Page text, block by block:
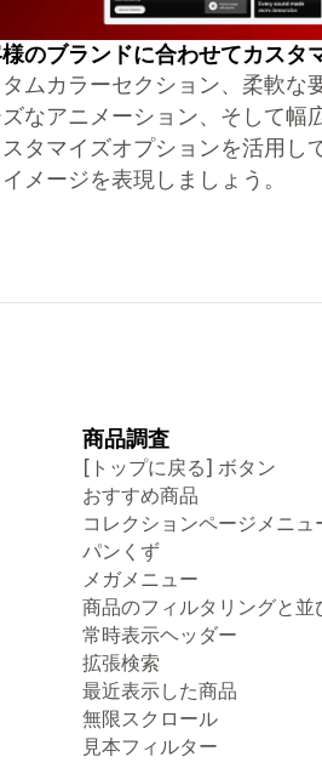
のブランドに合わせてカスタ
ムカラーセクション、柔軟な
ズなアニメーション、そして幅
タマイズオプションを活用し
メージを表現しましょう。
商品調査
[トップに戻る] ボタン
おすすめ商品
コレクションページメニュ
パンくず
メガメニュー
商品のフィルタリングと並
常時表示ヘッダー
拡張検索
最近表示した商品
無限スクロール
見本フィルター